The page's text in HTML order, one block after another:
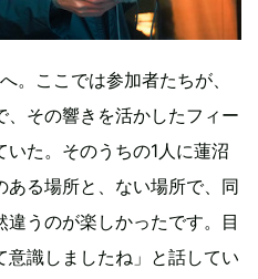
。ここでは参加者たちが、
その響きを活かしたフィー
た。そのうちの1人に蓮沼
る場所と、ない場所で、同
うのが楽しかったです。目
識しましたね」と話してい